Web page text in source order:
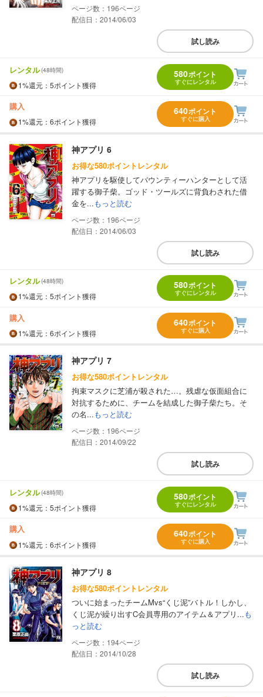
196
配信日：2014/06/03
試し読み
レンタル(48時間)
1%還元 ：5ポイント獲得
580ポイント
すぐにレンタル
購入
1%還元 ：6ポイント獲得
640ポイント
すぐに購入
神アプリ 6
お得な580ポイントレンタル
神アプリを駆使してバウンティーハンターとして活
躍する御子柴。ゴッド・ツールズに背負わされた借
金を...もっと読む
196
配信日：2014/06/03
試し読み
レンタル(48時間)
1%還元 ：5ポイント獲得
580ポイント
すぐにレンタル
購入
1%還元 ：6ポイント獲得
640ポイント
すぐに購入
神アプリ 7
お得な580ポイントレンタル
拘束マスクに芝浦が殺された…。残虐な仮面組合に
対抗するために、チームを結成した御子柴たち。そ
の名...もっと読む
196
配信日：2014/09/22
試し読み
レンタル(48時間)
1%還元 ：5ポイント獲得
580ポイント
すぐにレンタル
購入
1%還元 ：6ポイント獲得
640ポイント
すぐに購入
神アプリ 8
お得な580ポイントレンタル
ついに始まったチームMvs“くじ泥”バトル！しかし、
くじ泥が繰り出すC会員専用のアイテム＆アプリ...も
っと読む
194
配信日：2014/10/28
試し読み